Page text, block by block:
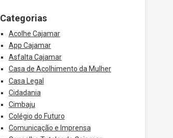
Categorias
Acolhe Cajamar
App Cajamar
Asfalta Cajamar
Casa de Acolhimento da Mulher
Casa Legal
Cidadania
Cimbaju
Colégio do Futuro
Comunicação e Imprensa